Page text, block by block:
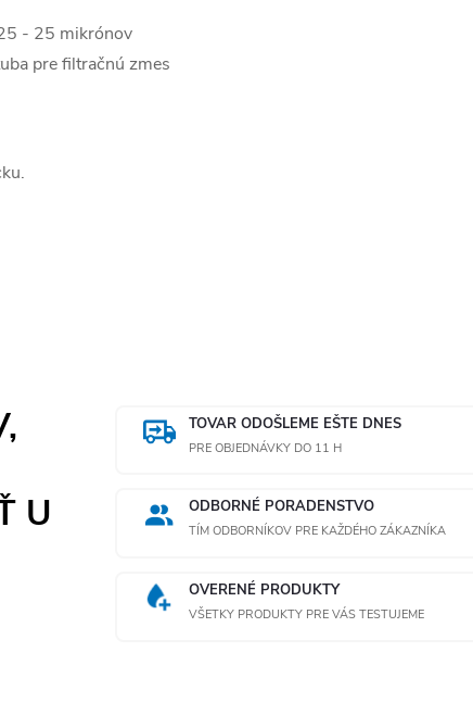
- 25 mikrónov
pre filtračnú zmes
U
TOVAR ODOŠLEME EŠTE DNES
PRE OBJEDNÁVKY DO 11 H
ODBORNÉ PORADENSTVO
TÍM ODBORNÍKOV PRE KAŽDÉHO ZÁKAZNÍKA
OVERENÉ PRODUKTY
VŠETKY PRODUKTY PRE VÁS TESTUJEME